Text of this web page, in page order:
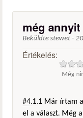
még annyit
Beküldte stewet -
Értékelés:
Még
#4.1.1 Már írtam
el a választ. Még